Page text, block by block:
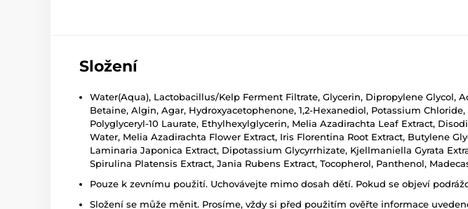
Složení
Water(Aqua), Lactobacillus/Kelp Ferment Filtrate, Glycerin, Dipropylene Glycol,
Betaine, Algin, Agar, Hydroxyacetophenone, 1,2-Hexanediol, Potassium
Polyglyceryl-10 Laurate, Ethylhexylglycerin, Melia Azadirachta Leaf Extract,
Water, Melia Azadirachta Flower Extract, Iris Florentina Root Extract, Butylene
Laminaria Japonica Extract, Dipotassium Glycyrrhizate, Kjellmaniella Gyrata
Spirulina Platensis Extract, Jania Rubens Extract, Tocopherol, Panthenol,
Pouze k zevnímu použití. Uchovávejte mimo dosah dětí. Pokud se objeví
Složení se může měnit. Prosíme, vždy si před použitím ověřte informace